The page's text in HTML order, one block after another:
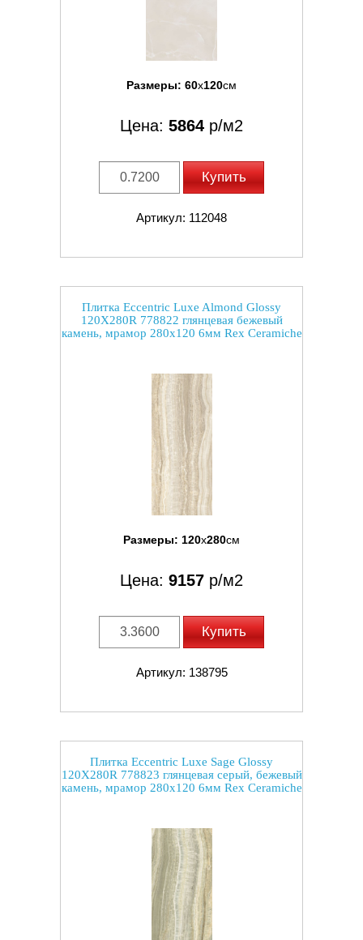
Размеры: 60x120см
Цена: 5864 р/м2
Купить
Артикул: 112048
Плитка Eccentric Luxe Almond Glossy
120X280R 778822 глянцевая бежевый
камень, мрамор 280x120 6мм Rex Ceramiche
Размеры: 120x280см
Цена: 9157 р/м2
Купить
Артикул: 138795
Плитка Eccentric Luxe Sage Glossy
120X280R 778823 глянцевая серый, бежевый
камень, мрамор 280x120 6мм Rex Ceramiche